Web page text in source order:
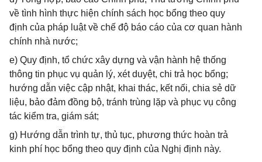
về tình hình thực hiện chính sách học bổng theo quy
định của pháp luật về chế độ báo cáo của cơ quan hành
chính nhà nước;
e) Quy định, tổ chức xây dựng và vận hành hệ thống
thông tin phục vụ quản lý, xét duyệt, chi trả học bổng;
hướng dẫn việc cập nhật, khai thác, kết nối, chia sẻ dữ
liệu, bảo đảm đồng bộ, tránh trùng lặp và phục vụ công
tác kiểm tra, giám sát;
g) Hướng dẫn trình tự, thủ tục, phương thức hoàn trả
kinh phí học bổng theo quy định của Nghị định này.